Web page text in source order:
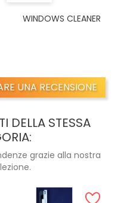
WINDOWS CLEANER
UNA RECENSIONE
DELLA STESSA
grazie alla nostra